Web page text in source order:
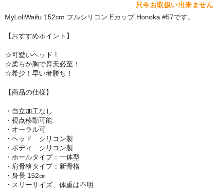
PIEDOLL
リップロップ
下半身
木偶の坊
A-ONE
身長選択
100cm以下
110cm～130cm
只今お取扱い出来ません
MyLoliWaifu 152cm フルシリコン Eカップ Honoka #57です。
【おすすめポイント】
☆可愛いヘッド！
☆柔らか胸で昇天必至！
☆希少！早い者勝ち！
【商品の仕様】
・自立加工なし
・視点移動可能
・オーラル可
・ヘッド シリコン製
・ボディ シリコン製
・ホールタイプ：一体型
・肩骨格タイプ：新骨格
・身長 152㎝
・スリーサイズ、体重は不明